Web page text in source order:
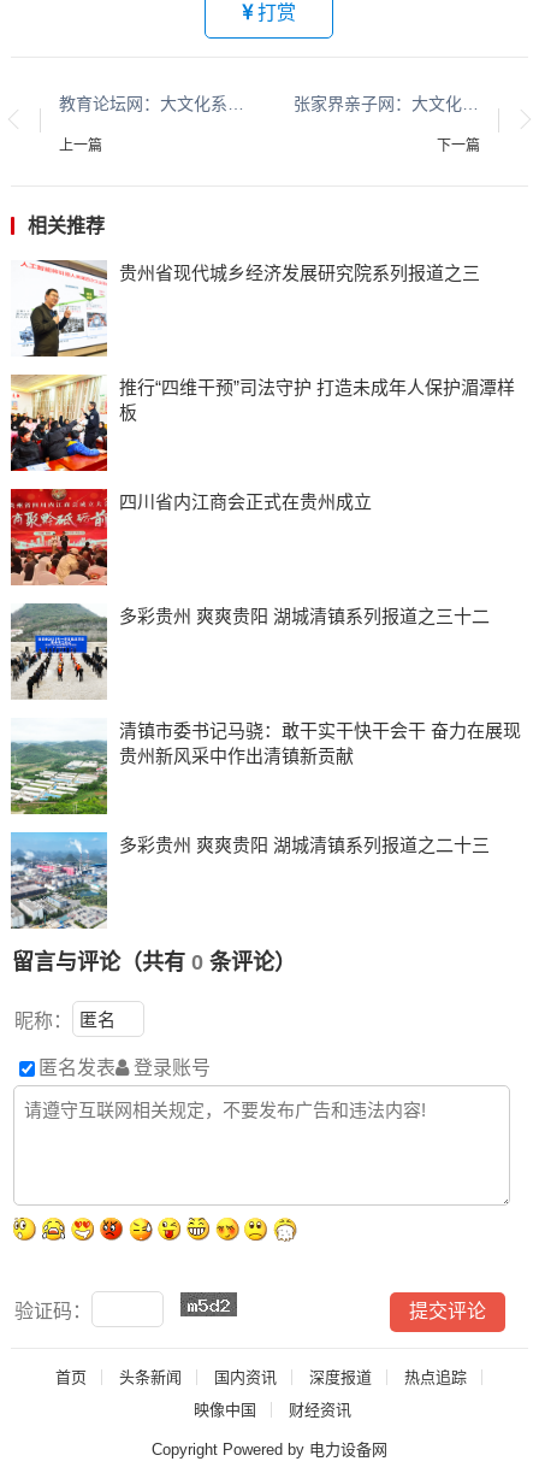
打赏
上一篇
张家界亲子网：大文化系列报道：贵州酱香酒文化系列报道之二
下一篇
相关推荐
贵州省现代城乡经济发展研究院系列报道之三
推行“四维干预”司法守护 打造未成年人保护湄潭样
板
四川省内江商会正式在贵州成立
多彩贵州 爽爽贵阳 湖城清镇系列报道之三十二
清镇市委书记马骁：敢干实干快干会干 奋力在展现
贵州新风采中作出清镇新贡献
多彩贵州 爽爽贵阳 湖城清镇系列报道之二十三
留言与评论（共有 0条评论）
昵称：
匿名发表 登录账号
验证码：
首页 头条新闻 国内资讯 深度报道
热点追踪
映像中国
财经资讯
Copyright Powered by 电力设备网